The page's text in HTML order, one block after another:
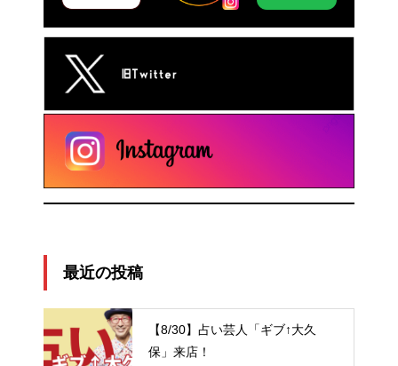
最近の投稿
【8/30】占い芸人「ギブ↑大久
保」来店！